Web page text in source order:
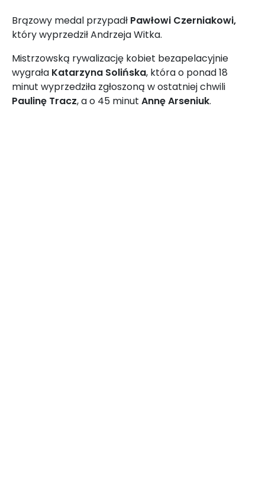
Brązowy medal przypadł Pawłowi Czerniakowi,
który wyprzedził Andrzeja Witka.
Mistrzowską rywalizację kobiet bezapelacyjnie
wygrała Katarzyna Solińska, która o ponad 18
minut wyprzedziła zgłoszoną w ostatniej chwili
Paulinę Tracz, a o 45 minut Annę Arseniuk.